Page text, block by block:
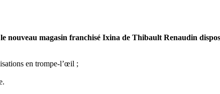
le nouveau magasin franchisé Ixina de Thibault Renaudin
en trompe-l’œil ;